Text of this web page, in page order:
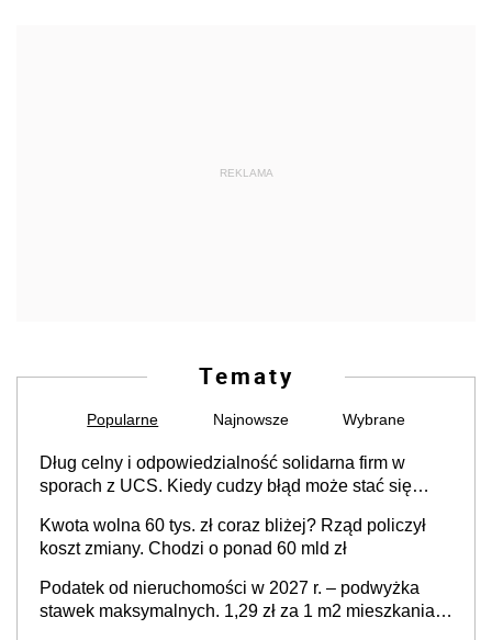
REKLAMA
Tematy
Popularne Najnowsze Wybrane
Dług celny i odpowiedzialność solidarna firm w
sporach z UCS. Kiedy cudzy błąd może stać się
Kwota wolna 60 tys. zł coraz bliżej? Rząd policzył
koszt zmiany. Chodzi o ponad 60 mld zł
Podatek od nieruchomości w 2027 r. – podwyżka
stawek maksymalnych. 1,29 zł za 1 m2 mieszkania,